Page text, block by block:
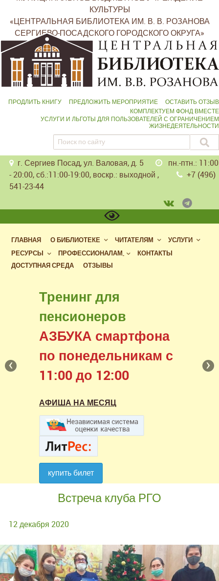
КУЛЬТУРЫ
«ЦЕНТРАЛЬНАЯ БИБЛИОТЕКА ИМ. В. В. РОЗАНОВА
СЕРГИЕВО-ПОСАДСКОГО ГОРОДСКОГО ОКРУГА»
ПРОДЛИТЬ КНИГУ ПРЕДЛОЖИТЬ МЕРОПРИЯТИЕ
ОСТАВИТЬ ОТЗЫВ
КОМПЛЕКТУЕМ ФОНД ВМЕСТЕ
УСЛУГИ И ЛЬГОТЫ ДЛЯ ПОЛЬЗОВАТЕЛЕЙ С ОГРАНИЧЕНИЕМ
ЖИЗНЕДЕЯТЕЛЬНОСТИ
г. Сергиев Посад, ул. Валовая, д. 5
пн.-птн.: 11:00
- 20:00, сб.:11:00-19:00, воскр.: выходной ,
+7 (496)
541-23-44
ГЛАВНАЯ О БИБЛИОТЕКЕ ЧИТАТЕЛЯМ
УСЛУГИ
РЕСУРСЫ
ПРОФЕССИОНАЛАМ
КОНТАКТЫ
ДОСТУПНАЯ СРЕДА
ОТЗЫВЫ
Бесплатный доступ
к фондам российских
библиотек
в нашем читальном зале
АФИША НА МЕСЯЦ
купить билет
Тренинг для
пенсионеров
АЗБУКА смартфона
по понедельникам с
11:00 до 12:00
АФИША НА МЕСЯЦ
купить билет
›
‹
Встреча клуба РГО
12 декабря 2020